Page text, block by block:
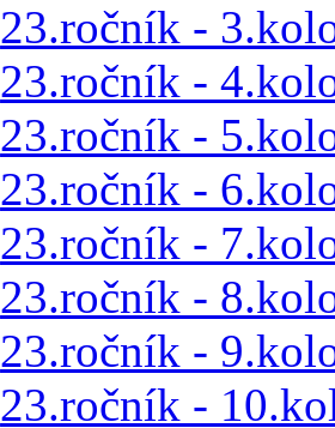
23.ročník -
23.ročník -
23.ročník -
23.ročník -
23.ročník -
23.ročník -
23.ročník -
23.ročník -